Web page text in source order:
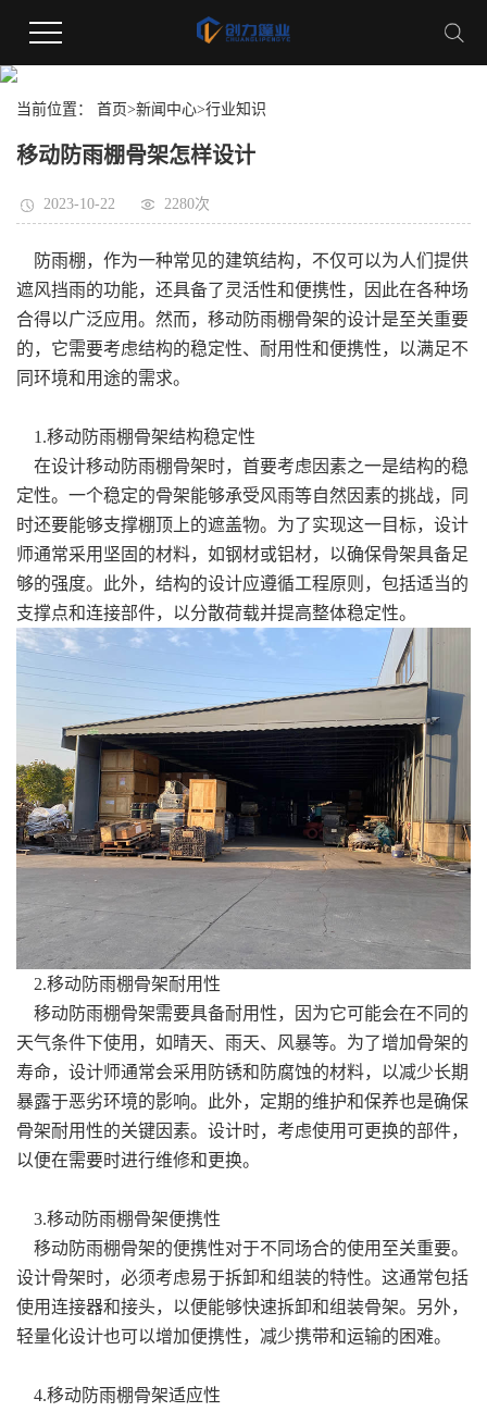
当前位置： 首页>新闻中心>行业知识
移动防雨棚骨架怎样设计
2023-10-22 2280次
防雨棚，作为一种常见的建筑结构，不仅可以为人们提供
遮风挡雨的功能，还具备了灵活性和便携性，因此在各种场
合得以广泛应用。然而，移动防雨棚骨架的设计是至关重要
的，它需要考虑结构的稳定性、耐用性和便携性，以满足不
同环境和用途的需求。
1.移动防雨棚骨架结构稳定性
在设计移动防雨棚骨架时，首要考虑因素之一是结构的稳
定性。一个稳定的骨架能够承受风雨等自然因素的挑战，同
时还要能够支撑棚顶上的遮盖物。为了实现这一目标，设计
师通常采用坚固的材料，如钢材或铝材，以确保骨架具备足
够的强度。此外，结构的设计应遵循工程原则，包括适当的
支撑点和连接部件，以分散荷载并提高整体稳定性。
2.移动防雨棚骨架耐用性
移动防雨棚骨架需要具备耐用性，因为它可能会在不同的
天气条件下使用，如晴天、雨天、风暴等。为了增加骨架的
寿命，设计师通常会采用防锈和防腐蚀的材料，以减少长期
暴露于恶劣环境的影响。此外，定期的维护和保养也是确保
骨架耐用性的关键因素。设计时，考虑使用可更换的部件，
以便在需要时进行维修和更换。
3.移动防雨棚骨架便携性
移动防雨棚骨架的便携性对于不同场合的使用至关重要。
设计骨架时，必须考虑易于拆卸和组装的特性。这通常包括
使用连接器和接头，以便能够快速拆卸和组装骨架。另外，
轻量化设计也可以增加便携性，减少携带和运输的困难。
4.移动防雨棚骨架适应性